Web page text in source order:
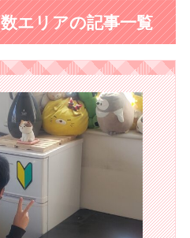
エリアの記事一覧